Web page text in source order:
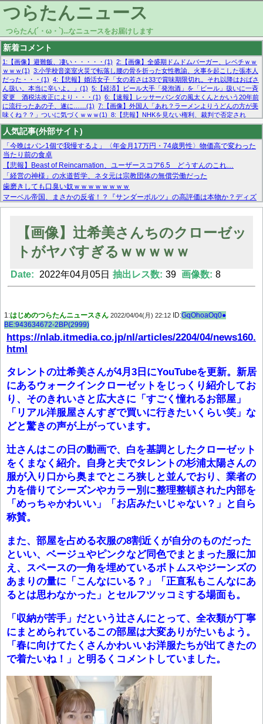
つらたんニュース
つらたん(´・ω・`)...なニュースをお届けします
新着コメント
1:【画像】避難飯、凄い・・・・・(1) 2:【画像】全盛期ドムドムバーガー、レベチｗｗ
ｗｗｗ(1) 3:小学校音楽室火災で転落し腰の骨を折った女性教諭、火事を起こした張本人
だった・・・(1) 4:【悲報】婚活女子「女の若さは33で賞味期限切れ。それ以降はおばさ
ん扱い。本当に辛いよ。」(1) 5:【経済】ビール大手「発泡酒」を「ビール」扱いに一斉
変更 酒税法改正により・・・(1) 6:【速報】レッサーパンダの風太くんとかいう20年前
に流行ったあの子、遂に……(1) 7:【画像】外国人「あれ？ラーメンよりうどんの方が美
味くね？？」ついに気づくｗｗｗ(1) 8:【悲報】NHKを見ない権利、裁判で否定され
る・・・(1) 9:欧州委員長「原発縮小は間違いでした」(1) 10:【悲報】日本企業の人手不
足、限界突破 52%「正社員も足りてません…」(1)
人気記事(外部サイト)
「今晩はパン1個で我慢するよ」〈年金月17万円・74歳男性〉物価高で変わった
当たり前の食卓
【悲報】Beast of Reincarnation、ユーザースコア6.5 どうすんのこれ…
「経営の神様」の水道哲学、ネタ元は宗教団体の無償労働だった
歯磨きしても口臭い奴ｗｗｗｗｗｗｗｗ
マーベル帝国、まさかの反省！？『サンダーボルツ』の高評価は本物か？ディズ
ニーCEOの「量より質」宣言の裏で渦巻くファンの本音とMCUの未来を徹底考
【モー娘。石田亜佑美】ファーストテイク出演も新規獲得ならず？北川莉央が1
【画像あり】FacebookとかTwitterで拾ったエロ画像貼ってくよ
【画像】辻希美さんちのクローゼッ
トがヤバすぎるｗｗｗｗｗ
Date: 2022年04月05日 抽出レス数: 39 画像数: 8
1:はじめのつらたんニュースさん 2022/04/04(月) 22:12 ID:GqOhoaOq0●
BE:943634672-2BP(2999)
https://nlab.itmedia.co.jp/nl/articles/2204/04/news160.
html
タレントの辻希美さんが4月3日にYouTubeを更新。新居
にあるウォークインクローゼットをじっくり紹介してお
り、そのきれいさと広大さに「すごく憧れるお部屋」
「リアル洋服屋さんすぎで買いに行きたいくらい笑」な
どと驚きの声が上がっています。
辻さんはこの日の動画で、白を基調としたクローゼット
をくまなく紹介。自身と夫でタレントの杉浦太陽さんの
服が入り口から奥までところ狭しと並んでおり、業者の
力を借りてシーズンやカラー別に整理整頓された内部を
「めっちゃかわいい」「お店みたいじゃない？」と自ら
称賛。
また、部屋を占める衣服の8割近くが自分のものだった
といい、ベージュやピンクなど同色でまとまった服に加
え、スペースの一角を埋めているボトムスやジーンズの
あまりの量に「こんなにいる？」「正直私もこんなにあ
るとは思わなかった」とセルフツッコミする場面も。
「収納が苦手」だという辻さんにとって、全衣類が丁寧
にまとめられているこの部屋は大変ありがたいもよう。
「春に向けてたくさんかわいいお洋服たちが出てきたの
で着たいね！」と明るくコメントしていました。